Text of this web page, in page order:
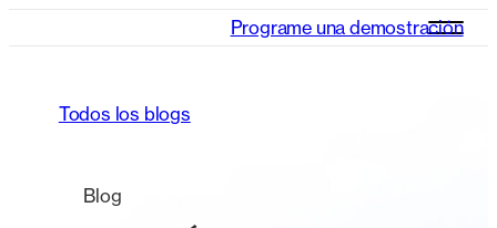
Programe una demostración
Todos los blogs
Blog